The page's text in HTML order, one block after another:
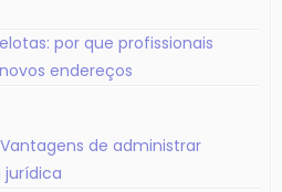
por que profissionais
endereços
Vantagens de administrar
jurídica